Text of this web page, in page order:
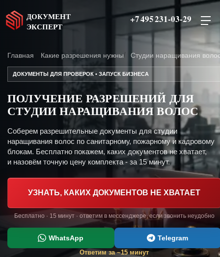
ДОКУМЕНТ
ЭКСПЕРТ
+7 495 231-03-29
Главная Какие разрешения нужны Студии наращивания
ДОКУМЕНТЫ ДЛЯ ПРОВЕРОК • ЗАПУСК БИЗНЕСА
ПОЛУЧЕНИЕ РАЗРЕШЕНИЙ ДЛЯ
СТУДИИ НАРАЩИВАНИЯ ВОЛОС
Соберем разрешительные документы для студии
наращивания волос по санитарному, пожарному и кадровому
блокам. Бесплатно покажем, каких документов не хватает,
и назовём точную цену комплекта - за 15 минут.
УЗНАТЬ, КАКИХ ДОКУМЕНТОВ НЕ ХВАТАЕТ
Бесплатно · 15 минут · ответим в мессенджере, если звонить неудобно
WhatsApp Telegram
Ответим за ~15 минут